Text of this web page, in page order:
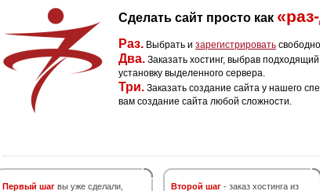
Сделать сайт просто как
Раз. Выбрать и зарегистрировать
Два. Заказать хостинг, выбрав
установку выделенного сервера.
Три. Заказать создание сайта у нашего
вам создание сайта любой сложности.
Первый шаг вы уже сделали,
Второй шаг - заказ хостинга из